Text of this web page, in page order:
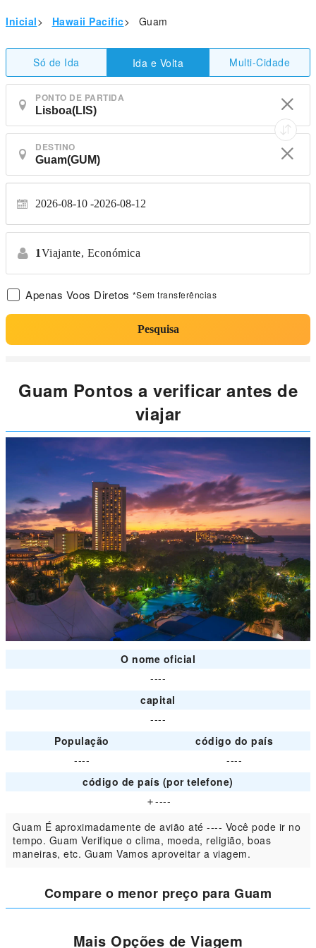
Inicial> Hawaii Pacific> Guam
Só de Ida Ida e Volta Multi-Cidade
PONTO DE PARTIDA
DESTINO
2026-08-10 2026-08-12
1Viajante, Económica
Apenas Voos Diretos *Sem transferências
Pesquisa
Guam Pontos a verificar antes de
viajar
O nome oficial
----
capital
----
População
código do país
----
----
código de país (por telefone)
＋----
Guam É aproximadamente de avião até ---- Você pode ir no
tempo. Guam Verifique o clima, moeda, religião, boas
maneiras, etc. Guam Vamos aproveitar a viagem.
Compare o menor preço para Guam
Mais Opções de Viagem